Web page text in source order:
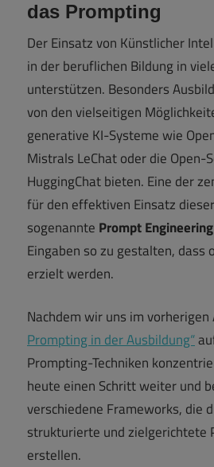
das Prompting
Der Einsatz von Künstlicher
in der beruflichen Bildung in
unterstützen. Besonders
von den vielseitigen
generative KI-Systeme wie
Mistrals LeChat oder die Open-
HuggingChat bieten. Eine der
für den effektiven Einsatz
sogenannte Prompt Engineering
Eingaben so zu gestalten, dass
erzielt werden.
Nachdem wir uns im vorherigen
Prompting in der Ausbildung“
Prompting-Techniken
heute einen Schritt weiter und
verschiedene Frameworks, die
strukturierte und zielgerichtete
erstellen.